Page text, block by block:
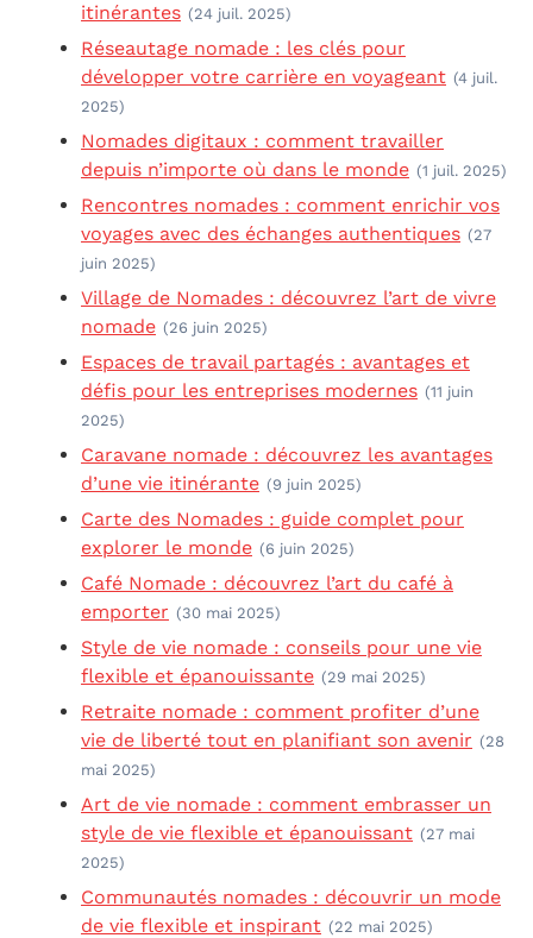
itinérantes (24 juil. 2025)
Réseautage nomade : les clés pour
développer votre carrière en voyageant (4 juil.
2025)
Nomades digitaux : comment travailler
depuis n’importe où dans le monde (1 juil. 2025)
Rencontres nomades : comment enrichir vos
voyages avec des échanges authentiques (27
juin 2025)
Village de Nomades : découvrez l’art de vivre
nomade (26 juin 2025)
Espaces de travail partagés : avantages et
défis pour les entreprises modernes (11 juin
2025)
Caravane nomade : découvrez les avantages
d’une vie itinérante (9 juin 2025)
Carte des Nomades : guide complet pour
explorer le monde (6 juin 2025)
Café Nomade : découvrez l’art du café à
emporter (30 mai 2025)
Style de vie nomade : conseils pour une vie
flexible et épanouissante (29 mai 2025)
Retraite nomade : comment profiter d’une
vie de liberté tout en planifiant son avenir (28
mai 2025)
Art de vie nomade : comment embrasser un
style de vie flexible et épanouissant (27 mai
2025)
Communautés nomades : découvrir un mode
de vie flexible et inspirant (22 mai 2025)